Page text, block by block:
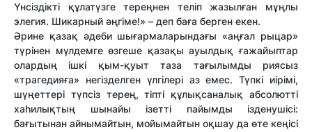
Үнсіздікті құлатүзге тереңнен теліп жазылған мұңлы
элегия. Шикарный әңгіме!» – деп баға берген екен.
Әрине қазақ әдеби шығармаларындағы «аңғал рыцар»
түрінен мүлдемге өзгеше қазақы ауылдық ғажайыптар
олардың ішкі қым-қуыт таза тағылымды риясыз
«трагедияға» негізделген үлгілері аз емес. Түпкі иірімі,
шүңеттері түпсіз терең, тіпті құлықсаналық абсолютті
хаһилықтың шынайы ізетті пайымды ізденушісі:
бағытынан айнымайтын, мойымайтын оқшау да өте кеңісі